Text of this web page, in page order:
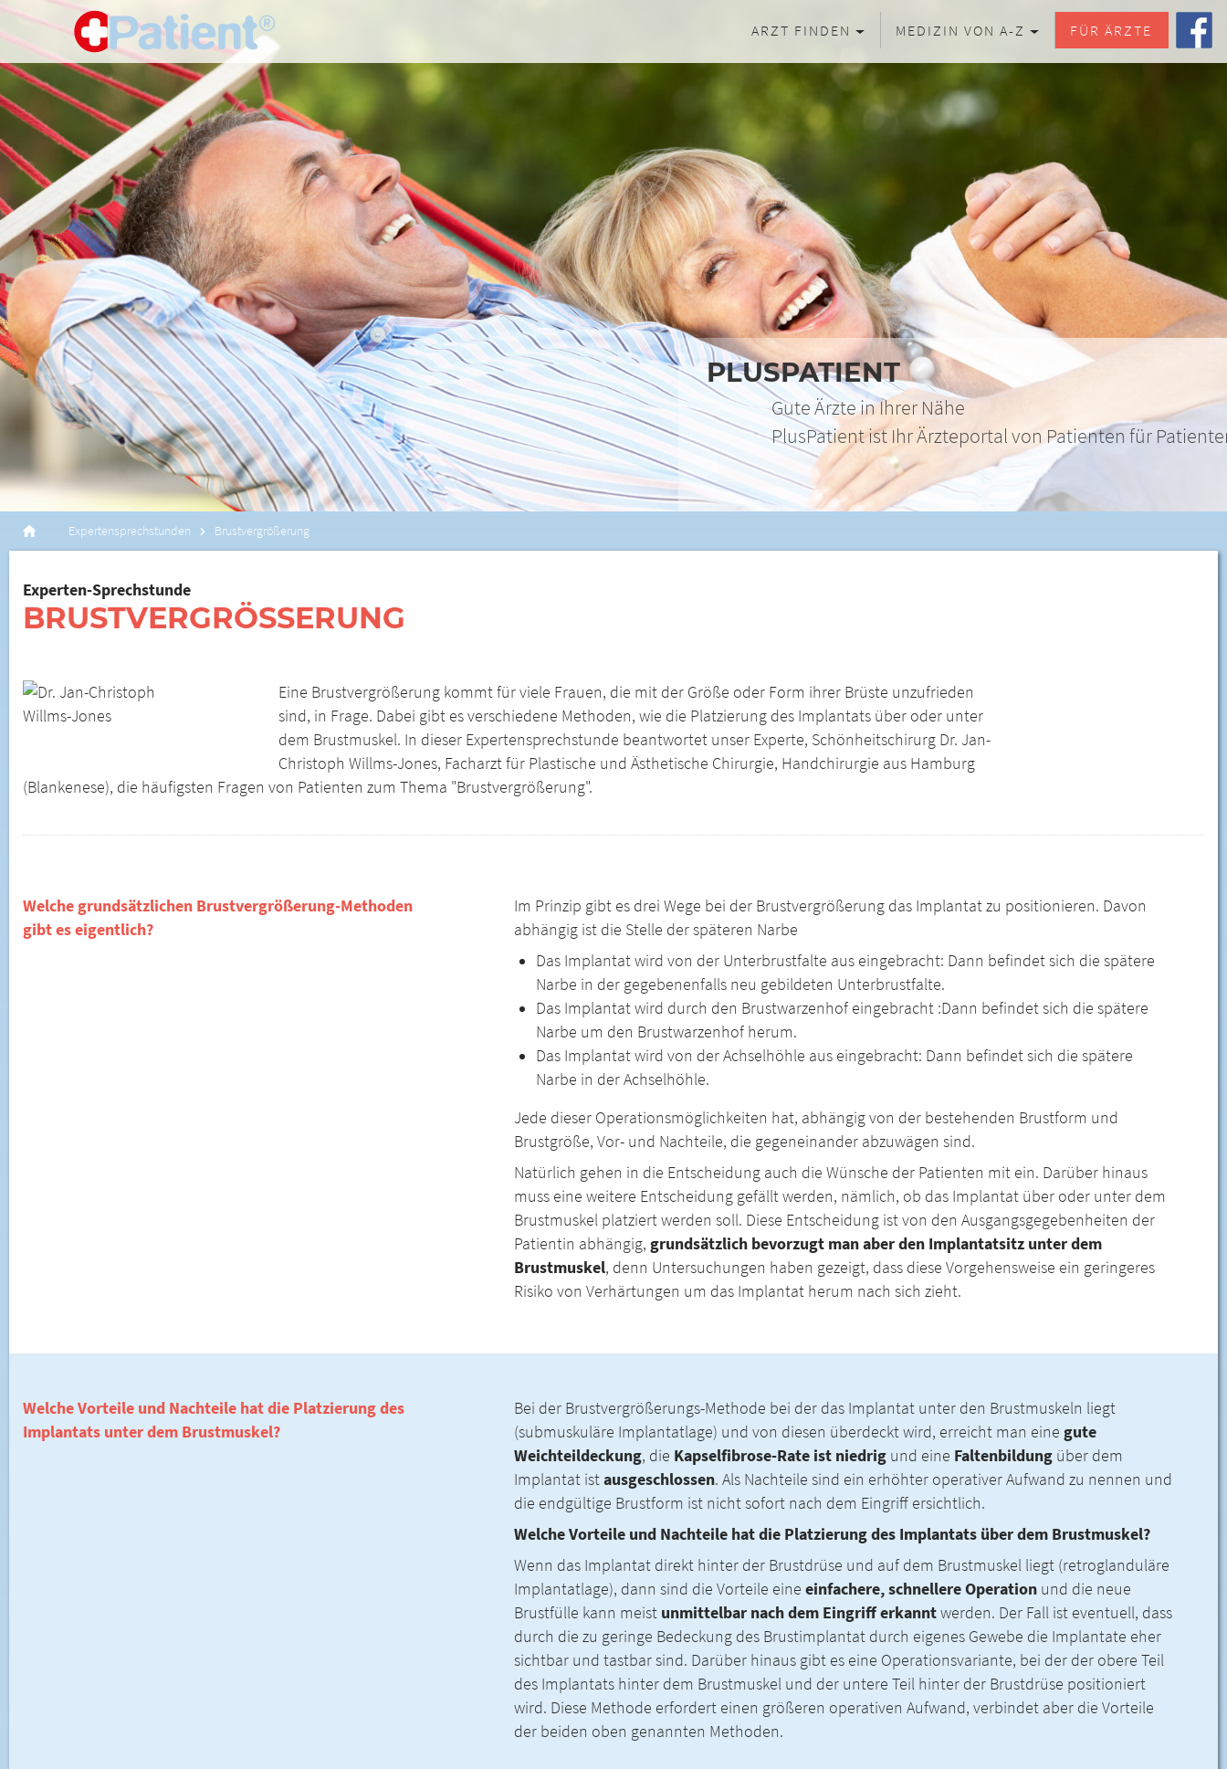
ARZT FINDEN MEDIZIN VON A-Z FÜR ÄRZTE
Jetzt Arzt finden
Expertensprechstunden Brustvergrößerung
Experten-Sprechstunde
BRUSTVERGRÖSSERUNG
Eine Brustvergrößerung kommt für viele Frauen, die mit der Größe oder Form ihrer Brüste unzufrieden
sind, in Frage. Dabei gibt es verschiedene Methoden, wie die Platzierung des Implantats über oder unter
dem Brustmuskel. In dieser Expertensprechstunde beantwortet unser Experte, Schönheitschirurg Dr. Jan-
Christoph Willms-Jones, Facharzt für Plastische und Ästhetische Chirurgie, Handchirurgie aus Hamburg
(Blankenese), die häufigsten Fragen von Patienten zum Thema "Brustvergrößerung".
Welche grundsätzlichen Brustvergrößerung-Methoden
gibt es eigentlich?
Im Prinzip gibt es drei Wege bei der Brustvergrößerung das Implantat zu positionieren. Davon
abhängig ist die Stelle der späteren Narbe
Das Implantat wird von der Unterbrustfalte aus eingebracht: Dann befindet sich die spätere
Narbe in der gegebenenfalls neu gebildeten Unterbrustfalte.
Das Implantat wird durch den Brustwarzenhof eingebracht :Dann befindet sich die spätere
Narbe um den Brustwarzenhof herum.
Das Implantat wird von der Achselhöhle aus eingebracht: Dann befindet sich die spätere
Narbe in der Achselhöhle.
Jede dieser Operationsmöglichkeiten hat, abhängig von der bestehenden Brustform und
Brustgröße, Vor- und Nachteile, die gegeneinander abzuwägen sind.
Natürlich gehen in die Entscheidung auch die Wünsche der Patienten mit ein. Darüber hinaus
muss eine weitere Entscheidung gefällt werden, nämlich, ob das Implantat über oder unter dem
Brustmuskel platziert werden soll. Diese Entscheidung ist von den Ausgangsgegebenheiten der
Patientin abhängig,grundsätzlich bevorzugt man aber den Implantatsitz unter dem
Brustmuskel, denn Untersuchungen haben gezeigt, dass diese Vorgehensweise ein geringeres
Risiko von Verhärtungen um das Implantat herum nach sich zieht.
Welche Vorteile und Nachteile hat die Platzierung des
Implantats unter dem Brustmuskel?
Bei der Brustvergrößerungs-Methode bei der das Implantat unter den Brustmuskeln liegt
(submuskuläre Implantatlage) und von diesen überdeckt wird, erreicht man einegute
Weichteildeckung, die Kapselfibrose-Rate ist niedrig und eine Faltenbildung über dem
Implantat istausgeschlossen. Als Nachteile sind ein erhöhter operativer Aufwand zu nennen und
die endgültige Brustform ist nicht sofort nach dem Eingriff ersichtlich.
Welche Vorteile und Nachteile hat die Platzierung des Implantats über dem Brustmuskel?
Wenn das Implantat direkt hinter der Brustdrüse und auf dem Brustmuskel liegt (retroglanduläre
Implantatlage), dann sind die Vorteile eineeinfachere, schnellere Operation und die neue
Brustfülle kann meist unmittelbar nach dem Eingriff erkanntwerden. Der Fall ist eventuell, dass
durch die zu geringe Bedeckung des Brustimplantat durch eigenes Gewebe die Implantate eher
sichtbar und tastbar sind. Darüber hinaus gibt es eine Operationsvariante, bei der der obere Teil
des Implantats hinter dem Brustmuskel und der untere Teil hinter der Brustdrüse positioniert
wird. Diese Methode erfordert einen größeren operativen Aufwand, verbindet aber die Vorteile
der beiden oben genannten Methoden.